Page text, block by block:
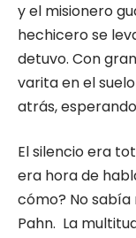
y el misionero
hechicero se
detuvo. Con
varita en el
atrás,
El silencio era
era hora de
cómo? No sabía
Pahn. La